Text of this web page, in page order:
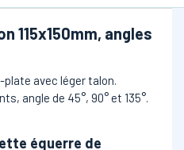
115x150mm, angles
avec léger talon.
angle de 45°, 90° et 135°.
équerre de